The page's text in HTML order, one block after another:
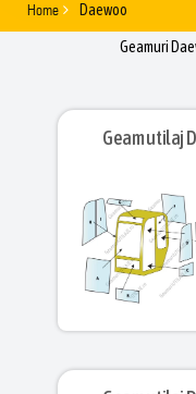
Home Daewoo
Geamuri
Geam utilaj